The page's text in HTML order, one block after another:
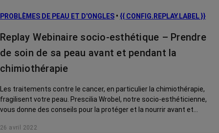
PROBLÈMES DE PEAU ET D'ONGLES • {{ CONFIG.REPLAY.LABEL }}
Replay Webinaire socio-esthétique – Prendre
de soin de sa peau avant et pendant la
chimiothérapie
Les traitements contre le cancer, en particulier la chimiothérapie,
fragilisent votre peau. Prescilia Wrobel, notre socio-esthéticienne,
vous donne des conseils pour la protéger et la nourrir avant et
26 avril 2022